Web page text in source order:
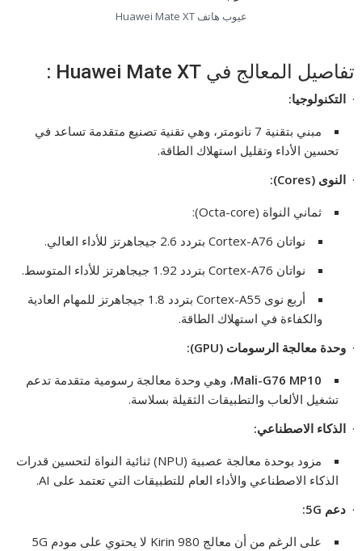
عيوب هاتف Huawei Mate XT
تفاصيل المعالج في Huawei Mate XT :
·التكنولوجيا:
مبني بتقنية 7 نانومتر، وهي تقنية تصنيع متقدمة تساعد في
تحسين الأداء وتقليل استهلاك الطاقة.
·النوى (Cores):
ثماني النواة (Octa-core):
نواتان Cortex-A76 بتردد 2.6 جيجاهرتز للأداء العالي.
نواتان Cortex-A76 بتردد 1.92 جيجاهرتز للأداء المتوسط.
أربع نوى Cortex-A55 بتردد 1.8 جيجاهرتز للمهام العادية
والكفاءة في استهلاك الطاقة.
·وحدة معالجة الرسومات (GPU):
Mali-G76 MP10، وهي وحدة معالجة رسومية متقدمة تدعم
تشغيل الألعاب والتطبيقات الثقيلة بسلاسة.
·الذكاء الاصطناعي:
مزود بوحدة معالجة عصبية (NPU) ثنائية النواة لتحسين قدرات
الذكاء الاصطناعي والأداء العام للتطبيقات التي تعتمد على AI.
·دعم 5 G:
على الرغم من أن معالج Kirin 980 لا يحتوي على مودم 5G